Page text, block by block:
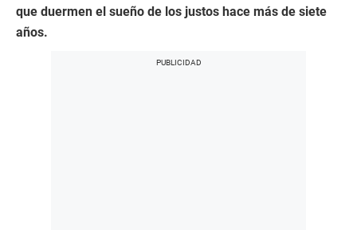
que duermen el sueño de los justos hace más de siete
años.